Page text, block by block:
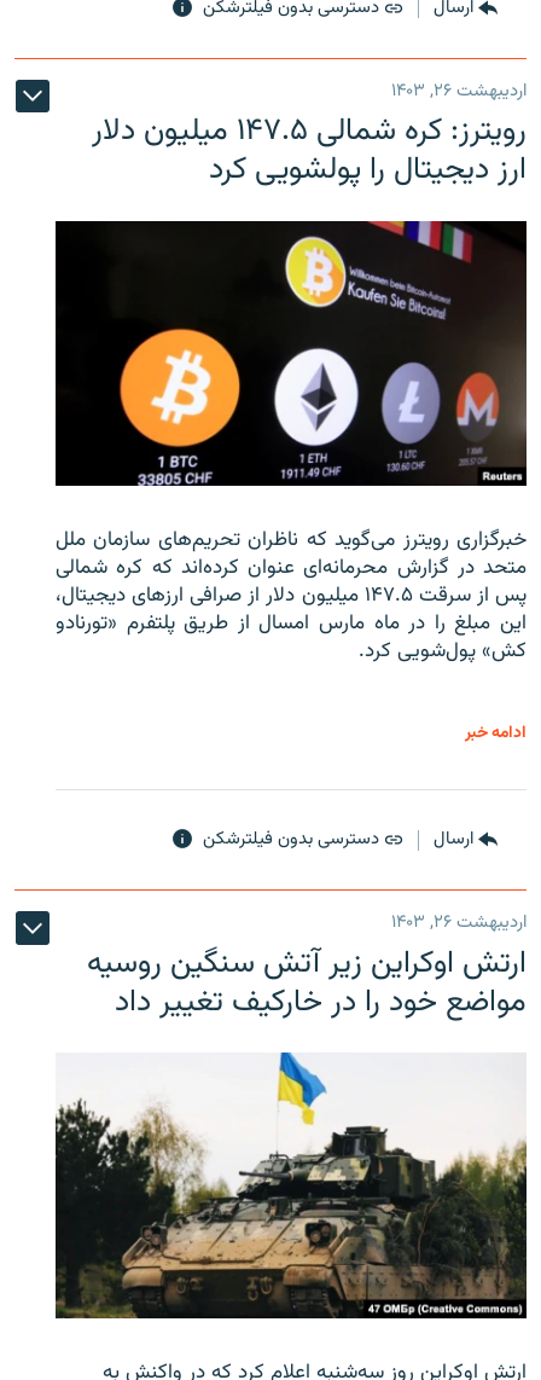
ارسال دسترسی بدون فیلترشکن
اردیبهشت ۲۶, ۱۴۰۳
رویترز: کره شمالی ۱۴۷.۵ میلیون دلار
ارز دیجیتال را پولشویی کرد
خبرگزاری رویترز می‌گوید که ناظران تحریم‌های سازمان ملل
متحد در گزارش محرمانه‌ای عنوان کرده‌اند که کره شمالی
پس از سرقت ۱۴۷.۵ میلیون دلار از صرافی ارزهای دیجیتال،
این مبلغ را در ماه مارس امسال از طریق پلتفرم «تورنادو
کش» پول‌شویی کرد.
ادامه خبر
ارسال دسترسی بدون فیلترشکن
اردیبهشت ۲۶, ۱۴۰۳
ارتش اوکراین زیر آتش سنگین روسیه
مواضع خود را در خارکیف تغییر داد
ارتش اوکراین روز سه‌شنبه اعلام کرد که در واکنش به